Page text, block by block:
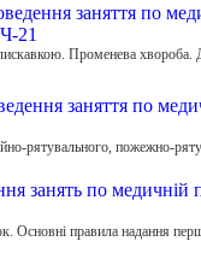
заняття по
21
Променева хвороба.
заняття по
рятувального, пожежно-
занять по медичній
Основні правила надання